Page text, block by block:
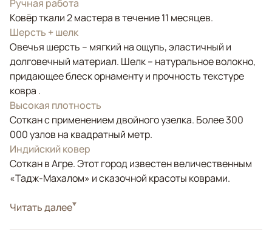
Ручная работа
Ковёр ткали 2 мастера в течение 11 месяцев.
Шерсть + шелк
Овечья шерсть – мягкий на ощупь, эластичный и
долговечный материал. Шелк – натуральное волокно,
придающее блеск орнаменту и прочность текстуре
ковра .
Высокая плотность
Соткан с применением двойного узелка. Более 300
000 узлов на квадратный метр.
Индийский ковер
Соткан в Агре. Этот город известен величественным
«Тадж-Махалом» и сказочной красоты коврами.
СтильКлассические
Читать далее